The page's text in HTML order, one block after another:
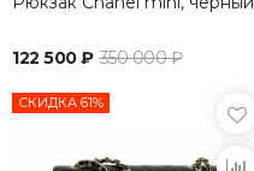
122 500 ₽ 350 000 ₽
СКИДКА 61%